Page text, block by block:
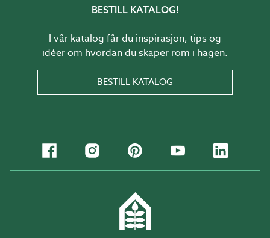
BESTILL KATALOG!
I vår katalog får du inspirasjon, tips og
idéer om hvordan du skaper rom i hagen.
BESTILL KATALOG